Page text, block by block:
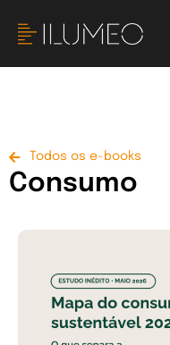
Todos os e-books
Consumo